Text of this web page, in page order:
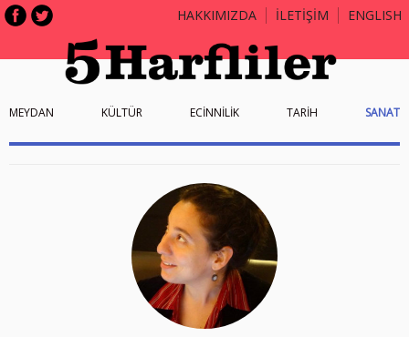
HAKKIMIZDA İLETİŞİM ENGLISH
MEYDAN KÜLTÜR ECİNNİLİK TARİH SANAT